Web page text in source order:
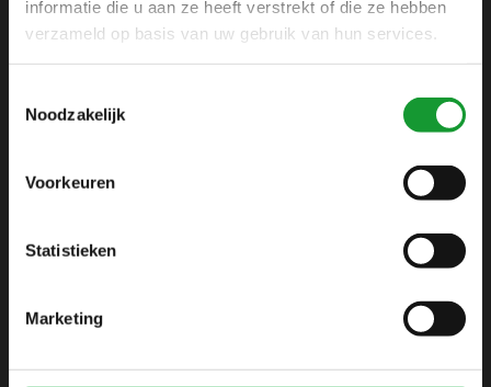
informatie die u aan ze heeft verstrekt of die ze hebben
verzameld op basis van uw gebruik van hun services.
Noodzakelijk
Voorkeuren
Statistieken
Marketing
+31 6 42 52 32 80
Disclaimer